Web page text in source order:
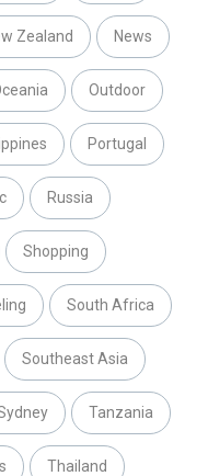
Zealand News
Outdoor
Portugal
Russia
Shopping
South Africa
Southeast Asia
Tanzania
Thailand